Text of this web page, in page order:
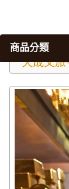
商品分類
天成文